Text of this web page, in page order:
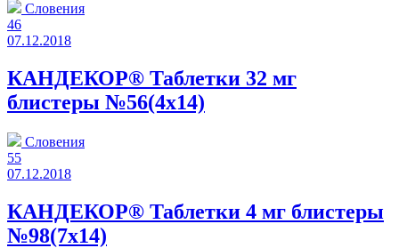
Словения
46
07.12.2018
КАНДЕКОР® Таблетки 32 мг
блистеры №56(4x14)
Словения
55
07.12.2018
КАНДЕКОР® Таблетки 4 мг блистеры
№98(7x14)